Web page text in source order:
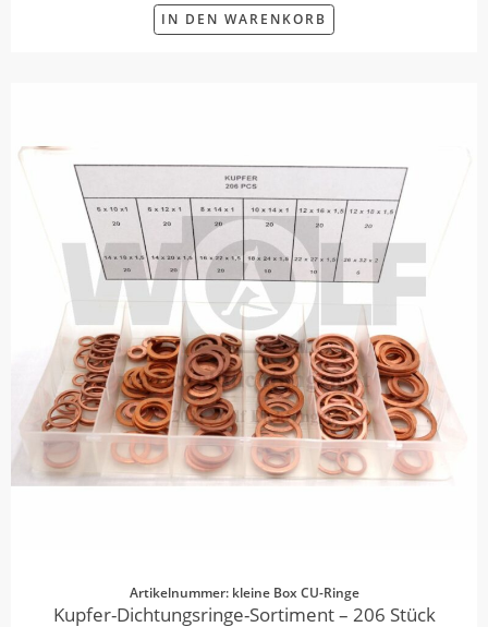
IN DEN WARENKORB
Artikelnummer: kleine Box CU-Ringe
Kupfer-Dichtungsringe-Sortiment – 206 Stück